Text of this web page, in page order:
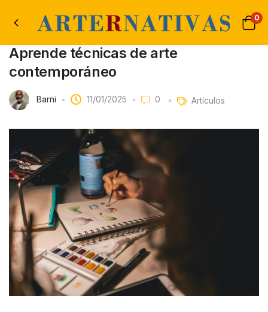
0
Aprende técnicas de arte
contemporáneo
Barni 11/01/2025 0 Artículos